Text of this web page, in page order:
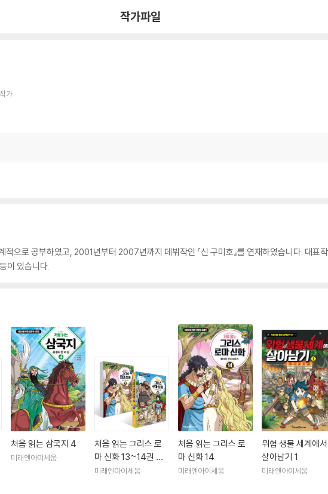
작가파일
가
으로 공부하였고, 2001년부터 2007년까지 데뷔작인 『신 구미호』를 연재하였습니다. 대표작
이 있습니다.
처음 읽는 삼국지 4
미래엔아이세움
처음 읽는 그리스 로
마 신화 13~14권 최
신간 세트
미래엔아이세움
처음 읽는 그리스 로
마 신화 14
미래엔아이세움
위험 생물 세계에서
살아남기 1
미래엔아이세움